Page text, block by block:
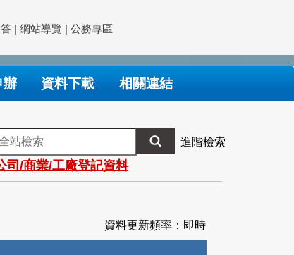
| 網站導覽 | 公務專區
辦 資料下載 相關連結
全
站
進階檢索
司/商業/工廠登記資料
資料更新頻率：即時